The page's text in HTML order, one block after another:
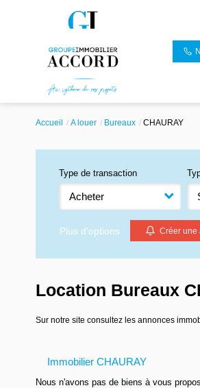
Accueil A louer Bureaux CHAURAY
Type de transaction
Acheter
Plus d'options Créer une
Location Bureaux
Sur notre site consultez les annonces
Immobilier CHAURAY
Nous n'avons pas de biens à vous